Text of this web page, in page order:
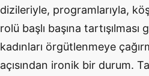
dizileriyle, programlarıyla,
rolü başlı başına
kadınları örgütlenmeye
açısından ironik bir durum.